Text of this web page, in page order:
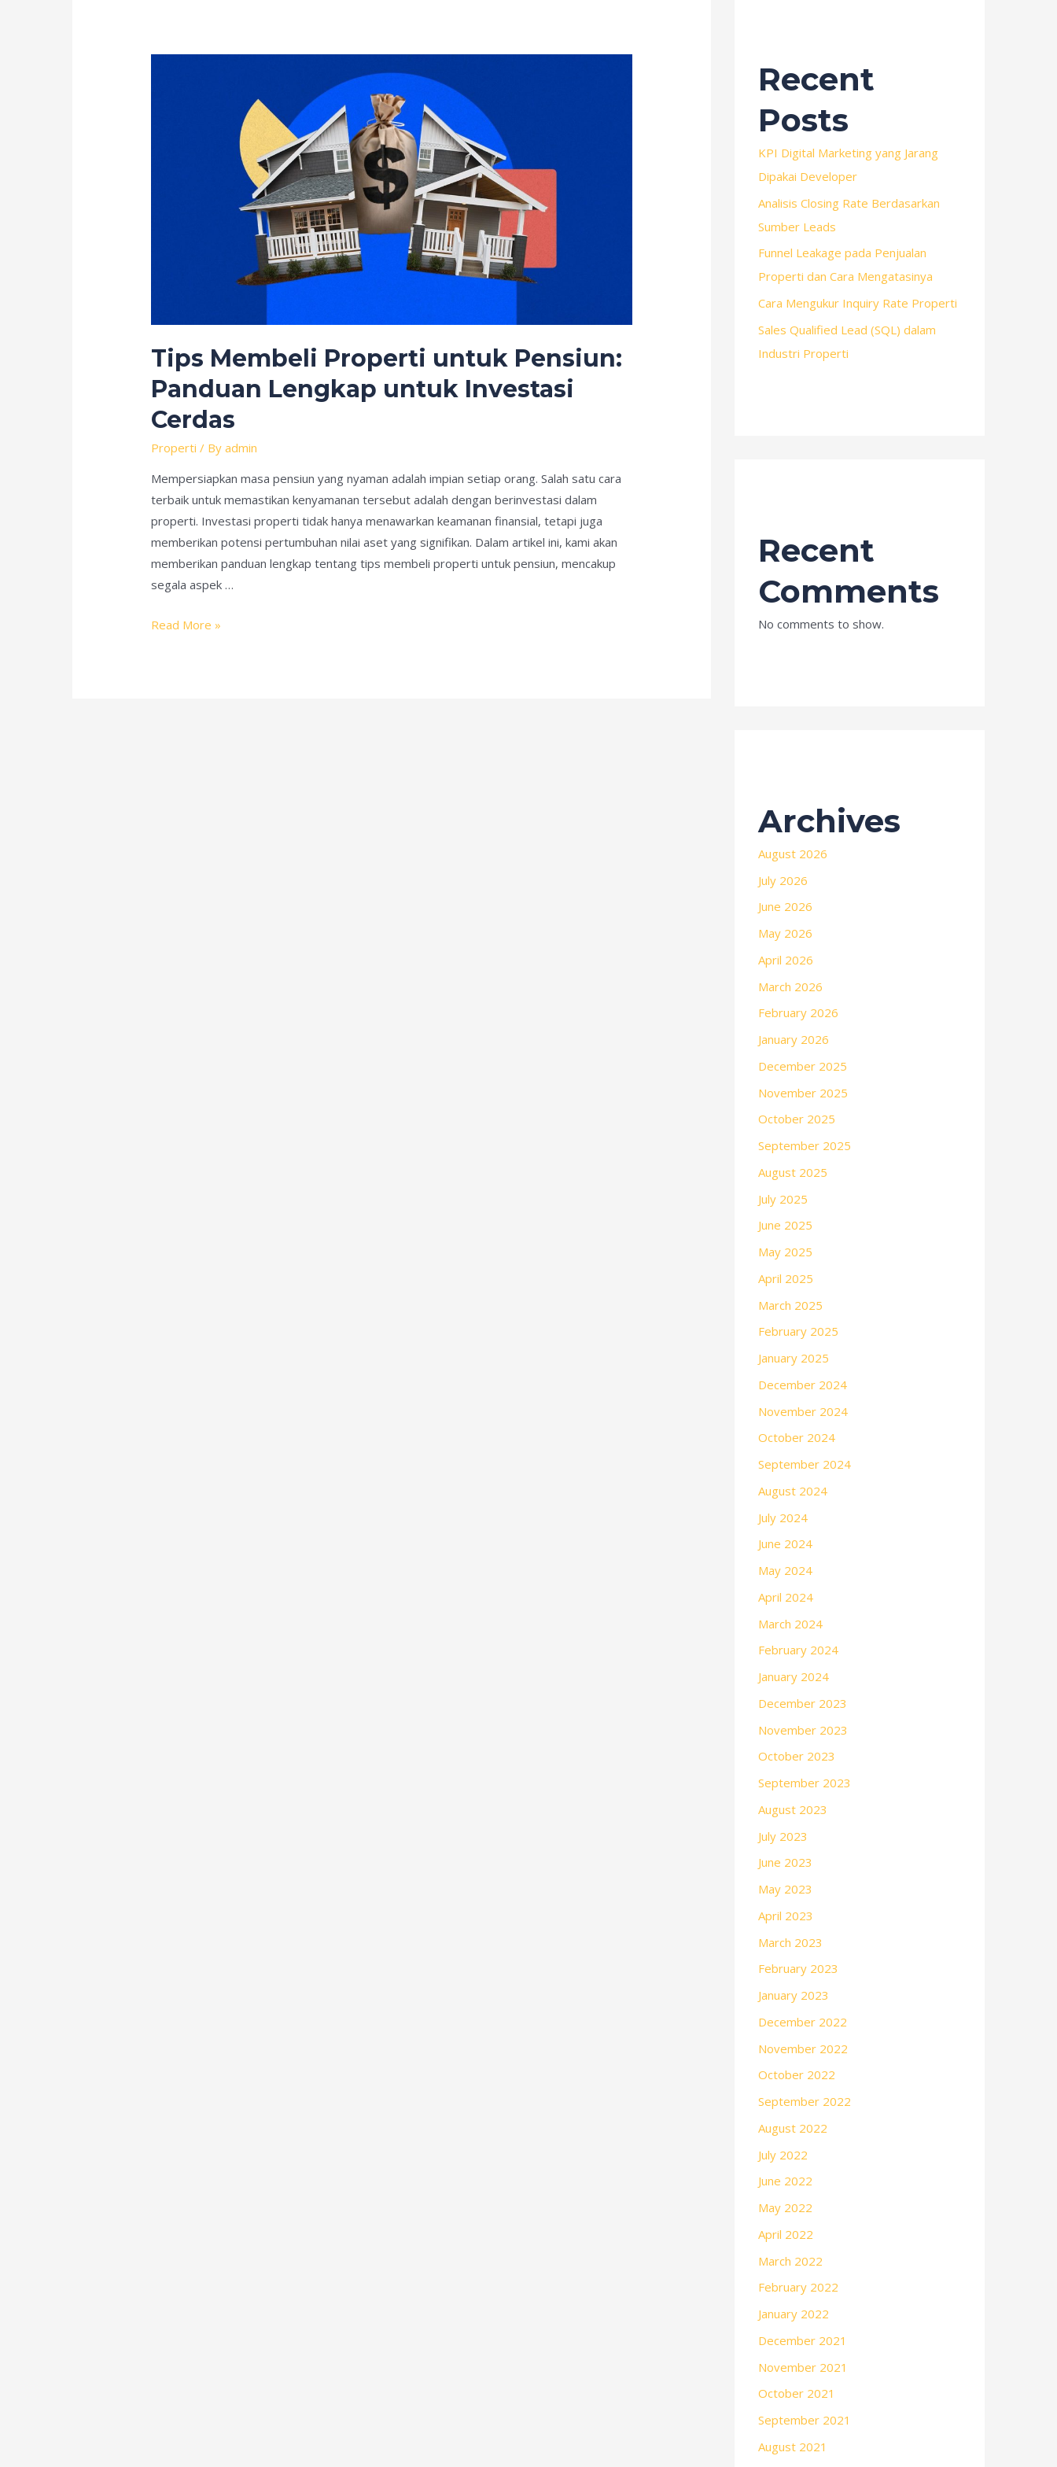
Tips Membeli Properti untuk Pensiun:
Panduan Lengkap untuk Investasi
Cerdas
Properti / Byadmin
Mempersiapkan masa pensiun yang nyaman adalah impian setiap orang. Salah satu cara
terbaik untuk memastikan kenyamanan tersebut adalah dengan berinvestasi dalam
properti. Investasi properti tidak hanya menawarkan keamanan finansial, tetapi juga
memberikan potensi pertumbuhan nilai aset yang signifikan. Dalam artikel ini, kami akan
memberikan panduan lengkap tentang tips membeli properti untuk pensiun, mencakup
segala aspek …
Tips
Read More »
Recent
Posts
KPI Digital Marketing yang Jarang
Dipakai Developer
Analisis Closing Rate Berdasarkan
Sumber Leads
Funnel Leakage pada Penjualan
Properti dan Cara Mengatasinya
Cara Mengukur Inquiry Rate Properti
Sales Qualified Lead (SQL) dalam
Industri Properti
Recent
Comments
No comments to show.
Archives
August 2026
July 2026
June 2026
May 2026
April 2026
March 2026
February 2026
January 2026
December 2025
November 2025
October 2025
September 2025
August 2025
July 2025
June 2025
May 2025
April 2025
March 2025
February 2025
January 2025
December 2024
November 2024
October 2024
September 2024
August 2024
July 2024
June 2024
May 2024
April 2024
March 2024
February 2024
January 2024
December 2023
November 2023
October 2023
September 2023
August 2023
July 2023
June 2023
May 2023
April 2023
March 2023
February 2023
January 2023
December 2022
November 2022
October 2022
September 2022
August 2022
July 2022
June 2022
May 2022
April 2022
March 2022
February 2022
January 2022
December 2021
November 2021
October 2021
September 2021
August 2021